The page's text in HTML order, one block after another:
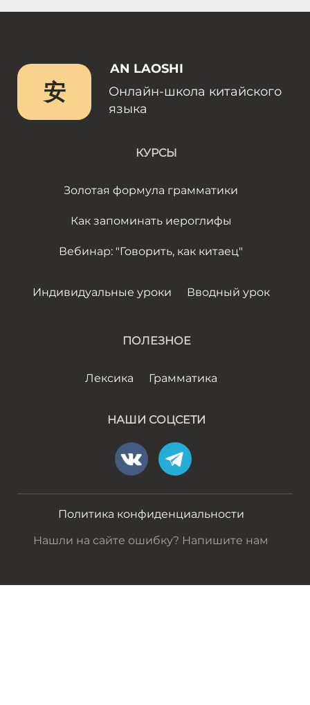
安
AN LAOSHI
Онлайн-школа китайского
языка
КУРСЫ
Золотая формула грамматики
Как запоминать иероглифы
Вебинар: "Говорить, как китаец"
Индивидуальные уроки Вводный урок
ПОЛЕЗНОЕ
Лексика Грамматика
НАШИ СОЦСЕТИ
Политика конфиденциальности
Нашли на сайте ошибку? Напишите нам